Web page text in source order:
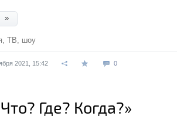
»
, ТВ, шоу
2021, 15:42 0
Где? Когда?»